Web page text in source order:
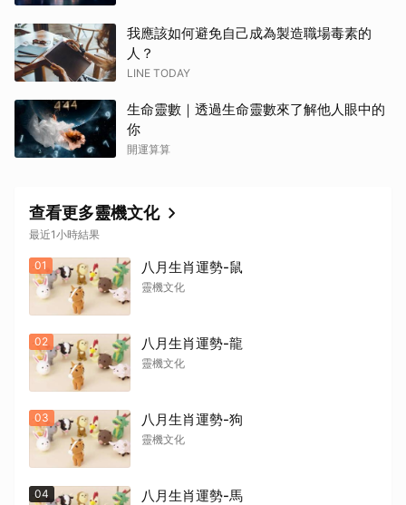
我應該如何避免自己成為製造職場毒素的
人？
LINE TODAY
生命靈數｜透過生命靈數來了解他人眼中的
你
開運算算
查看更多靈機文化
最近1小時結果
01 八月生肖運勢-鼠
靈機文化
02 八月生肖運勢-龍
靈機文化
03 八月生肖運勢-狗
靈機文化
04 八月生肖運勢-馬
取消